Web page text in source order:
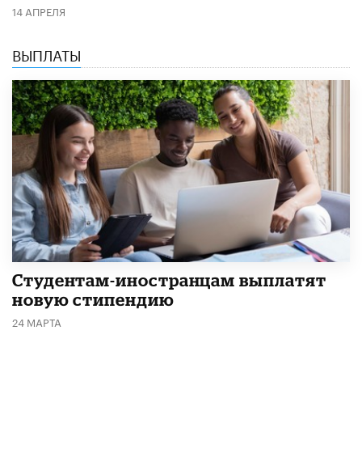
14 АПРЕЛЯ
ВЫПЛАТЫ
Студентам-иностранцам выплатят
новую стипендию
24 МАРТА